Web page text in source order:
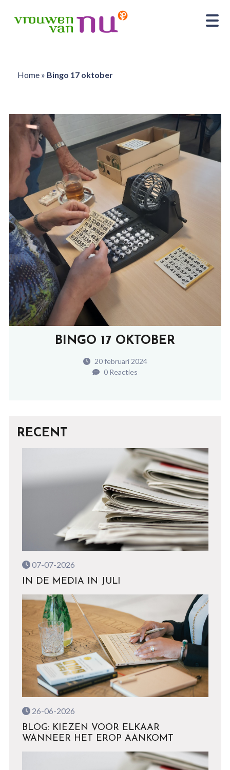
Home» Bingo 17 oktober
BINGO 17 OKTOBER
20 februari 2024
0 Reacties
RECENT
07-07-2026
IN DE MEDIA IN JULI
26-06-2026
BLOG: KIEZEN VOOR ELKAAR
WANNEER HET EROP AANKOMT